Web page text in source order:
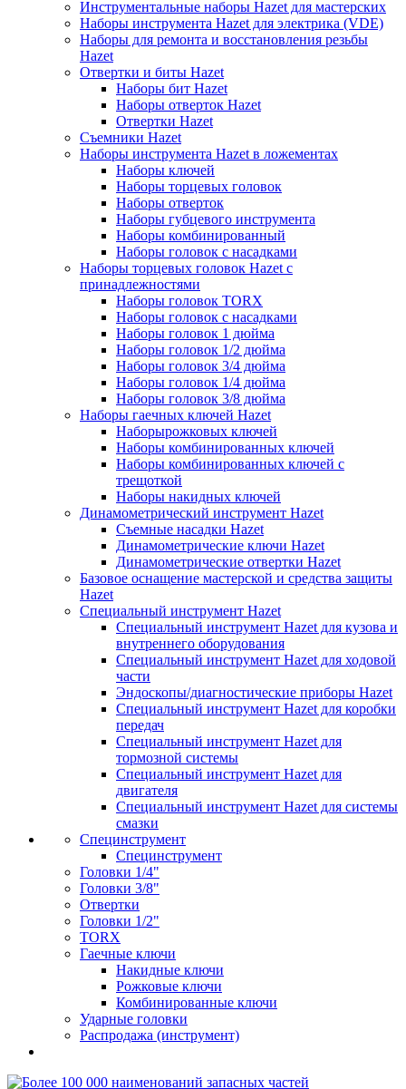
Инструментальные наборы Hazet для мастерских
Наборы инструмента Hazet для электрика (VDE)
Наборы для ремонта и восстановления резьбы
Hazet
Отвертки и биты Hazet
Наборы бит Hazet
Наборы отверток Hazet
Отвертки Hazet
Съемники Hazet
Наборы инструмента Hazet в ложементах
Наборы ключей
Наборы торцевых головок
Наборы отверток
Наборы губцевого инструмента
Наборы комбинированный
Наборы головок с насадками
Наборы торцевых головок Hazet с
принадлежностями
Наборы головок TORX
Наборы головок с насадками
Наборы головок 1 дюйма
Наборы головок 1/2 дюйма
Наборы головок 3/4 дюйма
Наборы головок 1/4 дюйма
Наборы головок 3/8 дюйма
Наборы гаечных ключей Hazet
Наборырожковых ключей
Наборы комбинированных ключей
Наборы комбинированных ключей с
трещоткой
Наборы накидных ключей
Динамометрический инструмент Hazet
Съемные насадки Hazet
Динамометрические ключи Hazet
Динамометрические отвертки Hazet
Базовое оснащение мастерской и средства защиты
Hazet
Специальный инструмент Hazet
Специальный инструмент Hazet для кузова и
внутреннего оборудования
Специальный инструмент Hazet для ходовой
части
Эндоскопы/диагностические приборы Hazet
Специальный инструмент Hazet для коробки
передач
Специальный инструмент Hazet для
тормозной системы
Специальный инструмент Hazet для
двигателя
Специальный инструмент Hazet для системы
смазки
Специнструмент
Специнструмент
Головки 1/4"
Головки 3/8"
Отвертки
Головки 1/2"
TORX
Гаечные ключи
Накидные ключи
Рожковые ключи
Комбинированные ключи
Ударные головки
Распродажа (инструмент)